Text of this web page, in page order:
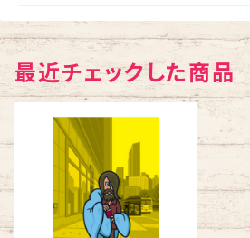
最近チェックした商品